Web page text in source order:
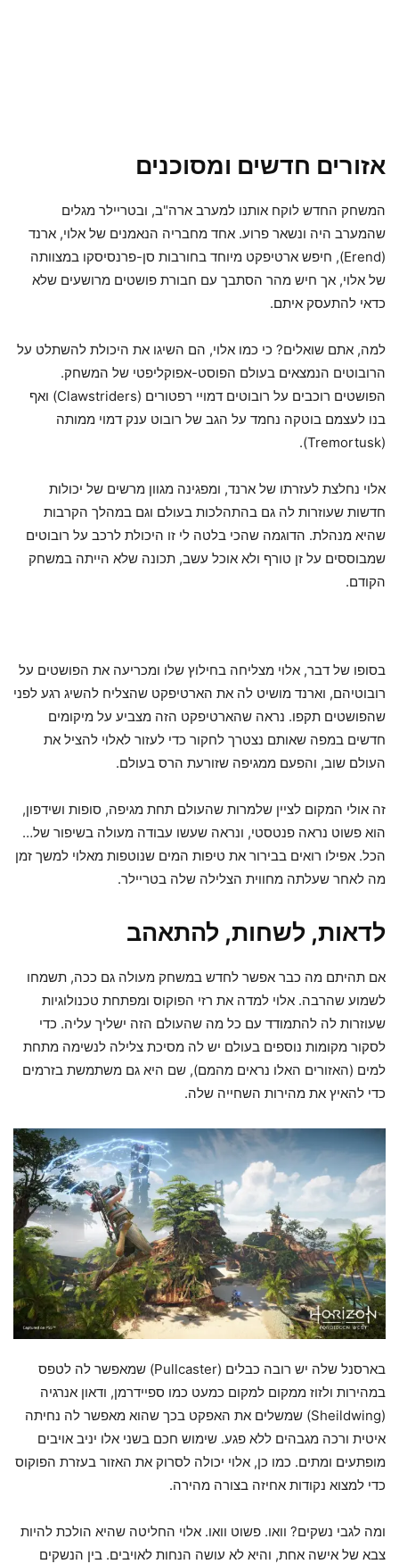
אזורים חדשים ומסוכנים
המשחק החדש לוקח אותנו למערב ארה"ב, ובטריילר מגלים
שהמערב היה ונשאר פרוע. אחד מחבריה הנאמנים של אלוי, ארנד
(Erend), חיפש ארטיפקט מיוחד בחורבות סן-פרנסיסקו במצוותה
של אלוי, אך חיש מהר הסתבך עם חבורת פושטים מרושעים שלא
כדאי להתעסק איתם.
למה, אתם שואלים? כי כמו אלוי, הם השיגו את היכולת להשתלט על
הרובוטים הנמצאים בעולם הפוסט-אפוקליפטי של המשחק.
הפושטים רוכבים על רובוטים דמויי רפטורים (Clawstriders) ואף
בנו לעצמם בוטקה נחמד על הגב של רובוט ענק דמוי ממותה
(Tremortusk).
אלוי נחלצת לעזרתו של ארנד, ומפגינה מגוון מרשים של יכולות
חדשות שעוזרות לה גם בהתהלכות בעולם וגם במהלך הקרבות
שהיא מנהלת. הדוגמה שהכי בלטה לי זו היכולת לרכב על רובוטים
שמבוססים על זן טורף ולא אוכל עשב, תכונה שלא הייתה במשחק
הקודם.
בסופו של דבר, אלוי מצליחה בחילוץ שלו ומכריעה את הפושטים על
רובוטיהם, וארנד מושיט לה את הארטיפקט שהצליח להשיג רגע לפני
שהפושטים תקפו. נראה שהארטיפקט הזה מצביע על מיקומים
חדשים במפה שאותם נצטרך לחקור כדי לעזור לאלוי להציל את
העולם שוב, והפעם ממגיפה שזורעת הרס בעולם.
זה אולי המקום לציין שלמרות שהעולם תחת מגיפה, סופות ושידפון,
הוא פשוט נראה פנטסטי, ונראה שעשו עבודה מעולה בשיפור של…
הכל. אפילו רואים בבירור את טיפות המים שנוטפות מאלוי למשך זמן
מה לאחר שעלתה מחווית הצלילה שלה בטריילר.
לדאות, לשחות, להתאהב
אם תהיתם מה כבר אפשר לחדש במשחק מעולה גם ככה, תשמחו
לשמוע שהרבה. אלוי למדה את רזי הפוקוס ומפתחת טכנולוגיות
שעוזרות לה להתמודד עם כל מה שהעולם הזה ישליך עליה. כדי
לסקור מקומות נוספים בעולם יש לה מסיכת צלילה לנשימה מתחת
למים (האזורים האלו נראים מהמם), שם היא גם משתמשת בזרמים
כדי להאיץ את מהירות השחייה שלה.
בארסנל שלה יש רובה כבלים (Pullcaster) שמאפשר לה לטפס
במהירות ולזוז ממקום למקום כמעט כמו ספיידרמן, ודאון אנרגיה
(Sheildwing) שמשלים את האפקט בכך שהוא מאפשר לה נחיתה
איטית ורכה מגבהים ללא פגע. שימוש חכם בשני אלו יניב אויבים
מופתעים ומתים. כמו כן, אלוי יכולה לסרוק את האזור בעזרת הפוקוס
כדי למצוא נקודות אחיזה בצורה מהירה.
ומה לגבי נשקים? וואו. פשוט וואו. אלוי החליטה שהיא הולכת להיות
צבא של אישה אחת, והיא לא עושה הנחות לאויבים. בין הנשקים